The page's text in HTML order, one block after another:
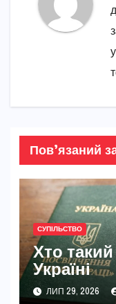
Пов’язаний
СУПІЛЬСТВО
Хто
Україні
ЛИП 29, 2026